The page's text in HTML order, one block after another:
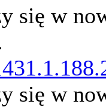
się w
się w